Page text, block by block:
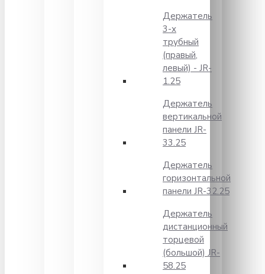
Держатель
3-х
трубный
(правый,
левый) - JR-
1.25
Держатель
вертикальной
панели JR-
33.25
Держатель
горизонтальной
панели JR-32.25
Держатель
дистанционный
торцевой
(большой) JR-
58.25